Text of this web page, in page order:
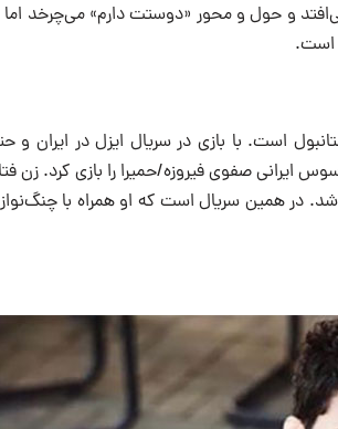
و حول و محور «دوستت دارم» می‌چرخد
است.
است. با بازی در سریال ایزل در ایران و
سلطان نقش جاسوس ایرانی صفوی فیروزه/حمیرا را بازی کرد. زن
در همین سریال است که او همراه با